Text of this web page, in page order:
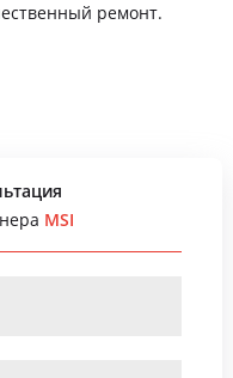
ремонт.
MSI